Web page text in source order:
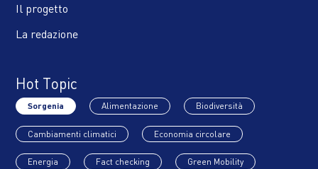
Il progetto
La redazione
Hot Topic
Sorgenia Alimentazione Biodiversità
Cambiamenti climatici Economia circolare
Energia Fact checking Green Mobility